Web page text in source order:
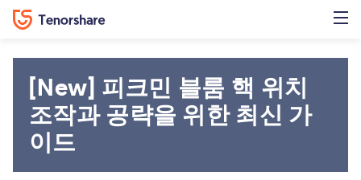
[New] 피크민 블룸 핵 위치
조작과 공략을 위한 최신 가
이드